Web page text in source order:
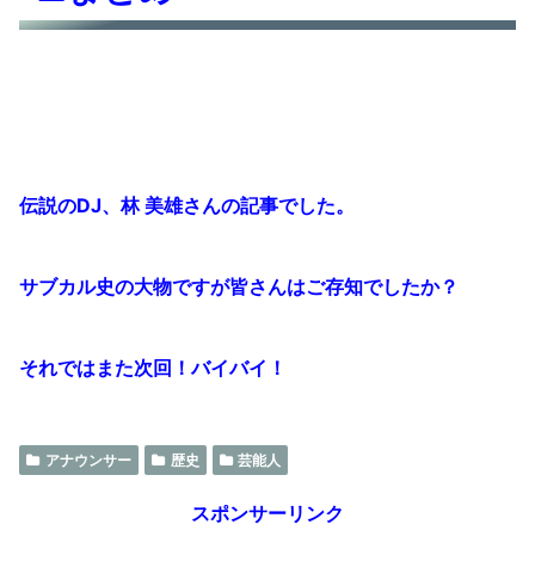
伝説のDJ、林 美雄さんの記事でした。
サブカル史の大物ですが皆さんはご存知でしたか？
それではまた次回！バイバイ！
アナウンサー 歴史 芸能人
スポンサーリンク